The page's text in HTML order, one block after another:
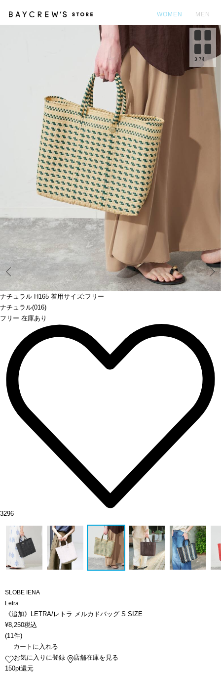
WOMEN MEN
ナチュラル H165 着用サイズ:フリー
ナチュラル(016)
フリー 在庫あり
Prev
3 74
3296
SLOBE IENA
Letra
《追加》LETRA/レトラ メルカドバッグ S SIZE
¥8,250税込
(11件)
カートに入れる
お気に入りに登録
店舗在庫を見る
150pt還元